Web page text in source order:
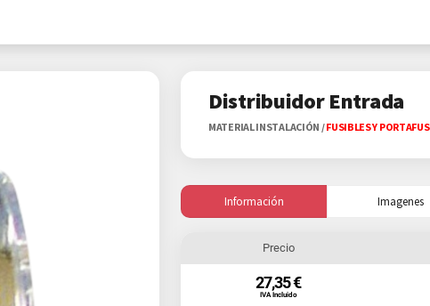
Distribuidor Entrada
MATERIAL INSTALACIÓN /FUSIBLES Y
Información Imagenes
Precio
27,35 €
IVA Incluido